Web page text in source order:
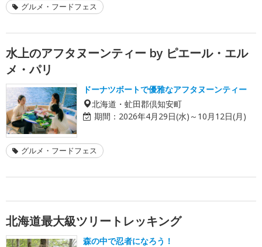
グルメ・フードフェス
水上のアフタヌーンティー by ピエール・エル
メ・パリ
ドーナツボートで優雅なアフタヌーンティー
北海道・虻田郡倶知安町
期間： 2026年4月29日(水)～10月12日(月)
グルメ・フードフェス
北海道最大級ツリートレッキング
森の中で忍者になろう！